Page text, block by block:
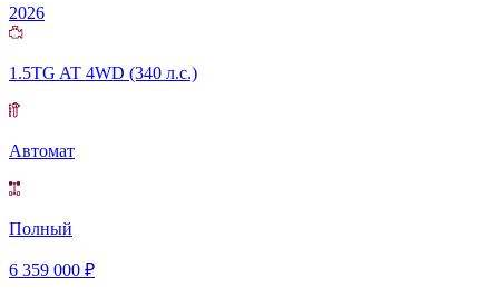
2026
1.5TG AT 4WD (340 л.с.)
Автомат
Полный
6 359 000 ₽